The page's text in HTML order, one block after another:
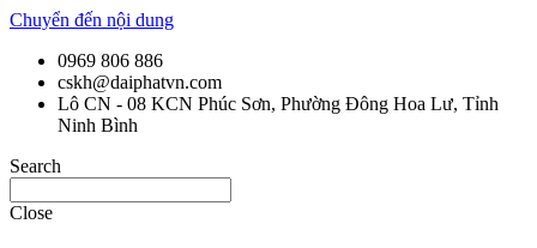
Chuyển đến nội dung
0969 806 886
cskh@daiphatvn.com
Lô CN - 08 KCN Phúc Sơn, Phường Đông Hoa Lư, Tỉnh
Ninh Bình
Search
Close